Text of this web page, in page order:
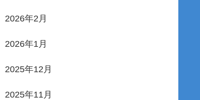
2026年2月
2026年1月
2025年12月
2025年11月